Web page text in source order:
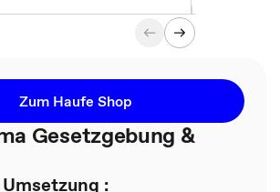
Zum Haufe Shop
Gesetzgebung &
: